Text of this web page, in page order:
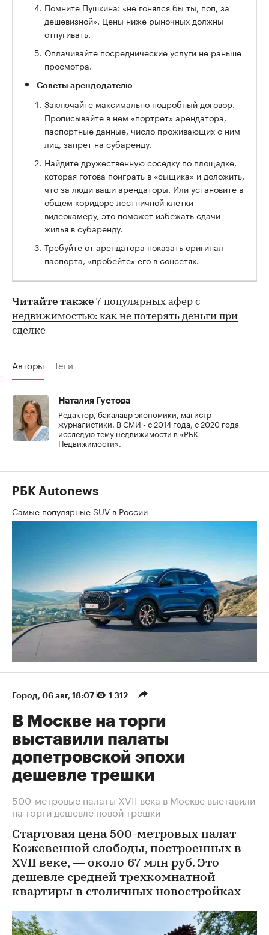
Помните Пушкина: «не гонялся бы ты, поп, за
дешевизной». Цены ниже рыночных должны
отпугивать.
Оплачивайте посреднические услуги не раньше
просмотра.
Советы арендодателю
Заключайте максимально подробный договор.
Прописывайте в нем «портрет» арендатора,
паспортные данные, число проживающих с ним
лиц, запрет на субаренду.
Найдите дружественную соседку по площадке,
которая готова поиграть в «сыщика» и доложить,
что за люди ваши арендаторы. Или установите в
общем коридоре лестничной клетки
видеокамеру, это поможет избежать сдачи
жилья в субаренду.
Требуйте от арендатора показать оригинал
паспорта, «пробейте» его в соцсетях.
Читайте также 7 популярных афер с
недвижимостью: как не потерять деньги при
сделке
Авторы Теги
Наталия Густова
Редактор, бакалавр экономики, магистр
журналистики. В СМИ - с 2014 года, с 2020 года
исследую тему недвижимости в «РБК-
Недвижимости».
РБК Autonews
Самые популярные SUV в России
Город⁠, 06 авг, 18:07 1 312
В Москве на торги
выставили палаты
допетровской эпохи
дешевле трешки
500-метровые палаты XVII века в Москве выставили
на торги дешевле новой трешки
Стартовая цена 500-метровых палат
Кожевенной слободы, построенных в
XVII веке, — около 67 млн руб. Это
дешевле средней трехкомнатной
квартиры в столичных новостройках